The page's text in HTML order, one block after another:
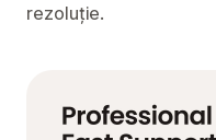
rezoluție.